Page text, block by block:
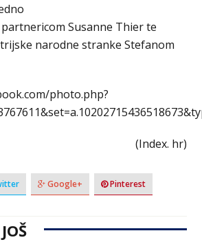
Susanne Thier te
narodne stranke Stefanom
photo.php?
(Index. hr)
Google+ Pinterest